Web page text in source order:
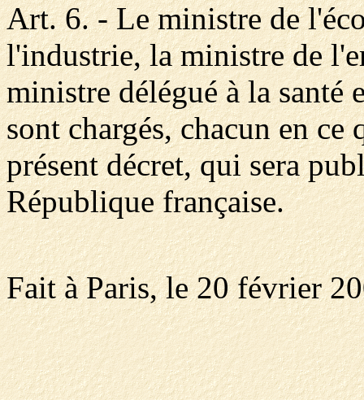
Art. 6. - Le ministre de
l'industrie, la ministre de
ministre délégué à la santé
sont chargés, chacun en
présent décret, qui sera
République française.
Fait à Paris, le 20 février